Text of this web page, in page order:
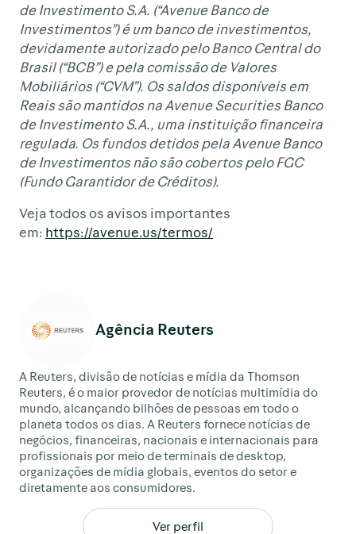
de Investimento S.A. (“Avenue Banco de
Investimentos”) é um banco de investimentos,
devidamente autorizado pelo Banco Central do
Brasil (“BCB”) e pela comissão de Valores
Mobiliários (“CVM”). Os saldos disponíveis em
Reais são mantidos na Avenue Securities Banco
de Investimento S.A., uma instituição financeira
regulada. Os fundos detidos pela Avenue Banco
de Investimentos não são cobertos pelo FGC
(Fundo Garantidor de Créditos).
Veja todos os avisos importantes
em: https://avenue.us/termos/
Agência Reuters
A Reuters, divisão de notícias e mídia da Thomson
Reuters, é o maior provedor de notícias multimídia do
mundo, alcançando bilhões de pessoas em todo o
planeta todos os dias. A Reuters fornece notícias de
negócios, financeiras, nacionais e internacionais para
profissionais por meio de terminais de desktop,
organizações de mídia globais, eventos do setor e
diretamente aos consumidores.
Ver perfil